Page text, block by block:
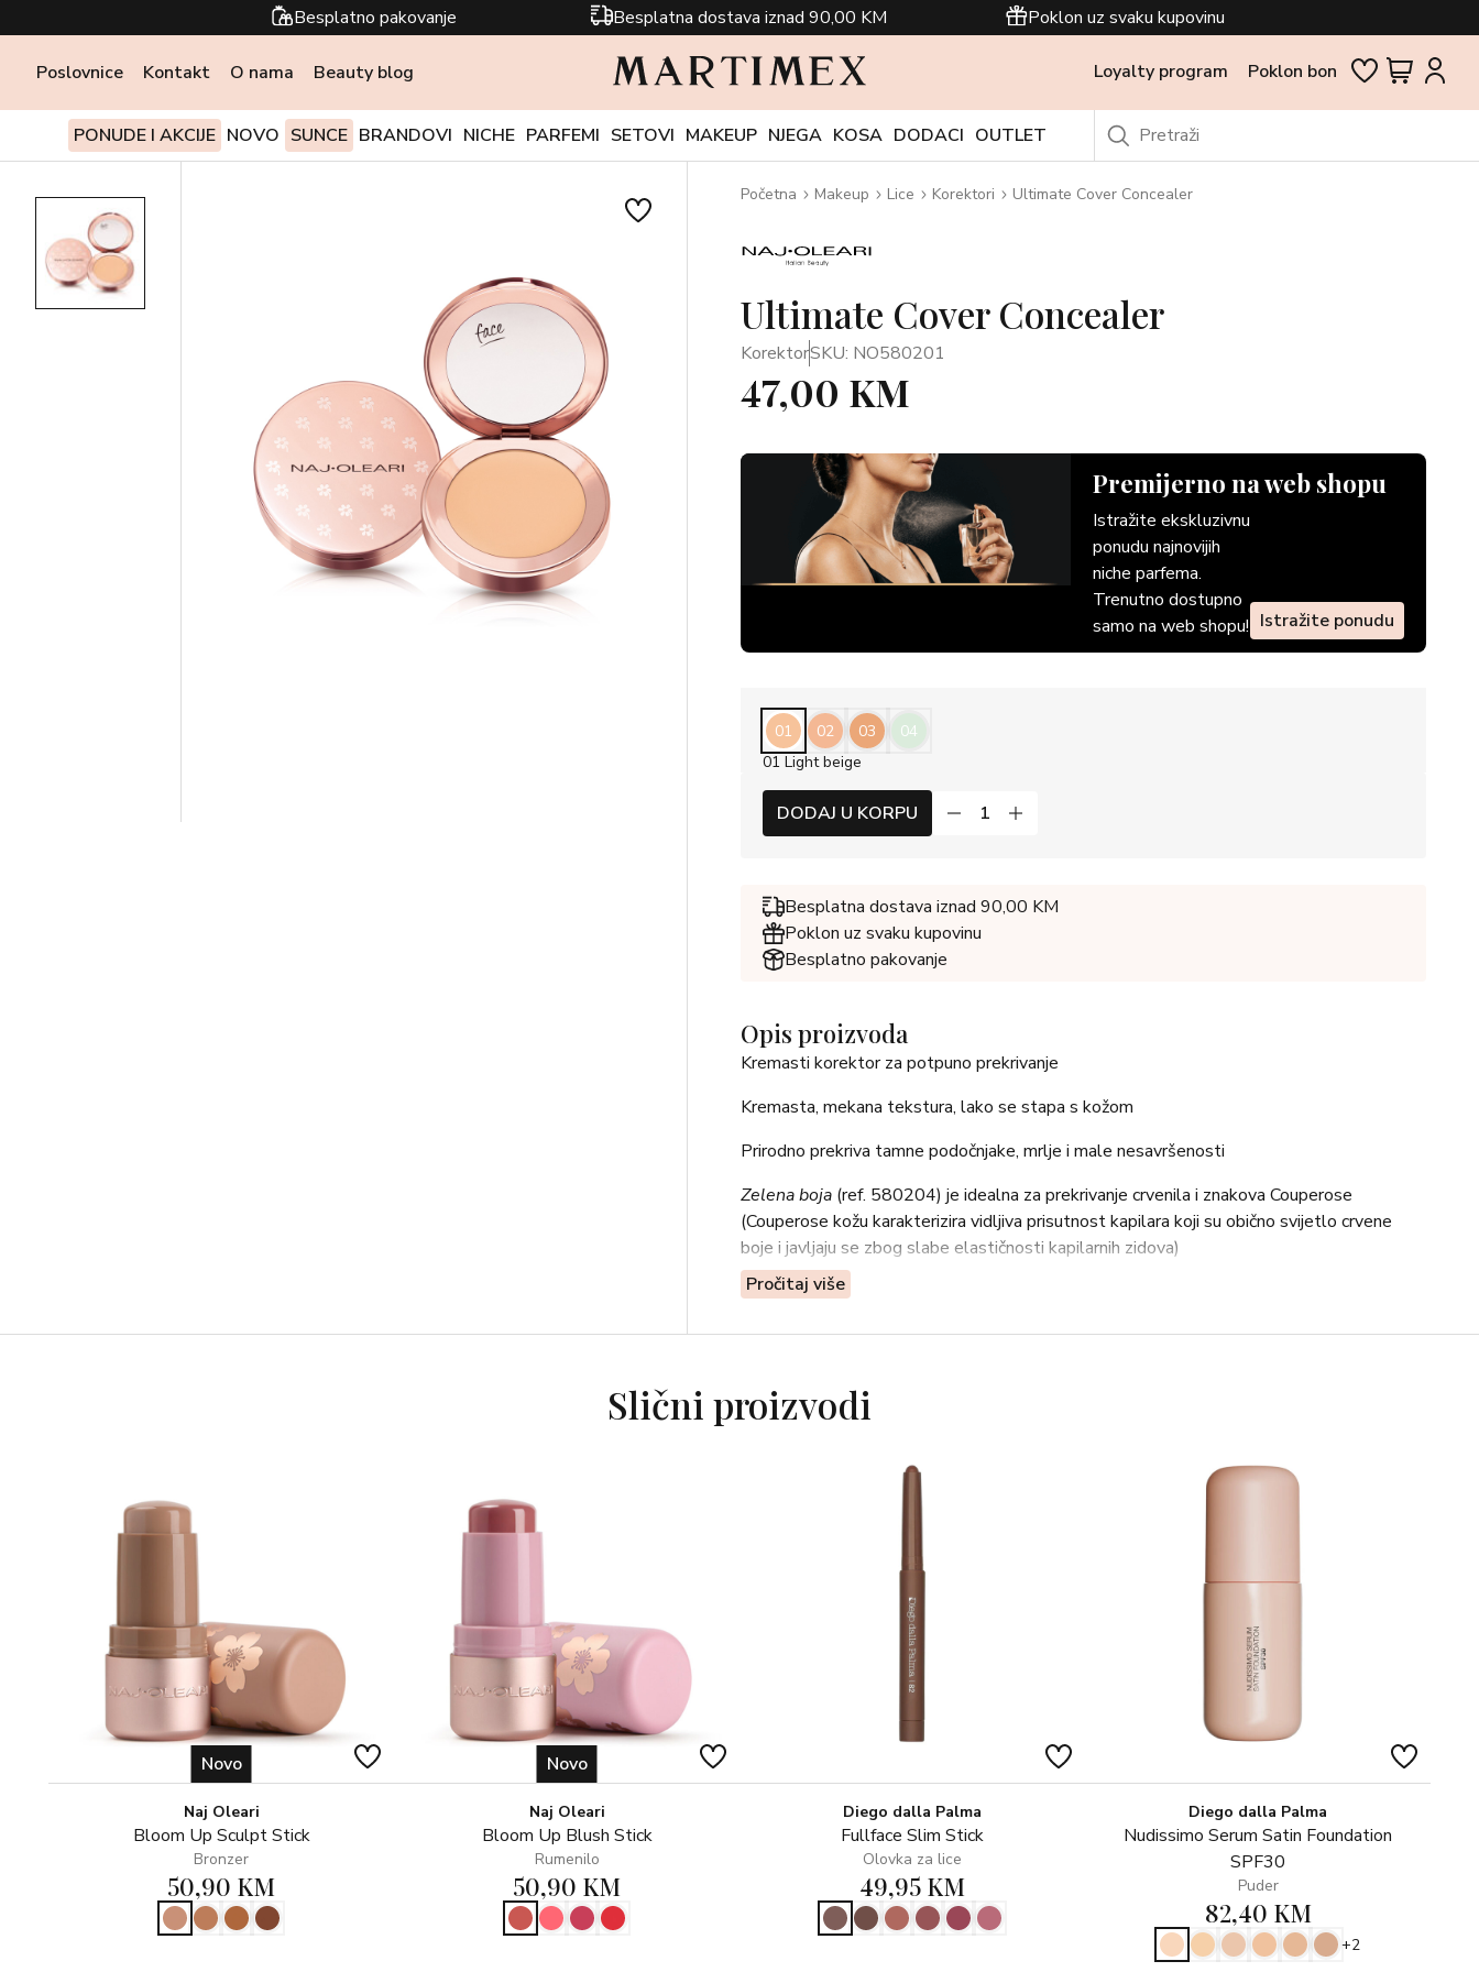
Besplatno pakovanje Besplatna dostava iznad 90,00 KM Poklon uz svaku kupovinu
Poslovnice Kontakt O nama Beauty blog Loyalty program Poklon bon
PONUDE I AKCIJE NOVO SUNCE BRANDOVI NICHE PARFEMI SETOVI MAKEUP NJEGA KOSA DODACI OUTLET
Početna Makeup Lice Korektori Ultimate Cover Concealer
Ultimate Cover Concealer
KorektorSKU: NO580201
47,00 KM
Premijerno na web shopu
Istražite ekskluzivnu
ponudu najnovijih
niche parfema.
Trenutno dostupno
samo na web shopu! Istražite ponudu
01 02 03
04
01 Light beige
DODAJ U KORPU
Besplatna dostava iznad 90,00 KM
Poklon uz svaku kupovinu
Besplatno pakovanje
Opis proizvoda
Kremasti korektor za potpuno prekrivanje
Kremasta, mekana tekstura, lako se stapa s kožom
Prirodno prekriva tamne podočnjake, mrlje i male nesavršenosti
Zelena boja(ref. 580204) je idealna za prekrivanje crvenila i znakova Couperose
(Couperose kožu karakterizira vidljiva prisutnost kapilara koji su obično svijetlo crvene
boje i javljaju se zbog slabe elastičnosti kapilarnih zidova)
Nanijeti tapkajući prstima ili ravnim kistom
Aktivni sastojak: DIJAMANTNE MIKROSFERE za izglađivanje i posvjetljavanje
Pročitaj više
Slični proizvodi
Novo
Naj Oleari
Bloom Up Sculpt Stick
Bronzer
50,90 KM
Novo
Naj Oleari
Bloom Up Blush Stick
Rumenilo
50,90 KM
Diego dalla Palma
Fullface Slim Stick
Olovka za lice
49,95 KM
Diego dalla Palma
Nudissimo Serum Satin Foundation
SPF30
Puder
82,40 KM
+2